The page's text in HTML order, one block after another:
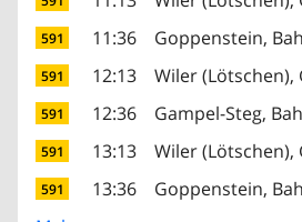
591 11:36 Goppenstein,
591 12:13 Wiler (Lötschen),
591 12:36 Gampel-Steg,
591 13:13 Wiler (Lötschen),
591 13:36
Goppenstein,